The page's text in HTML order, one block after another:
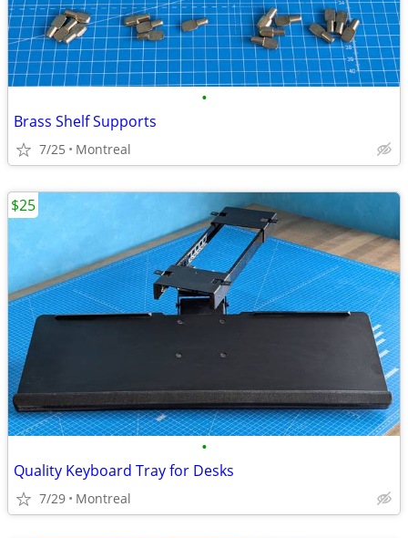
•
Brass Shelf Supports
7/25 Montreal
•
Quality Keyboard Tray for Desks
7/29 Montreal
$25